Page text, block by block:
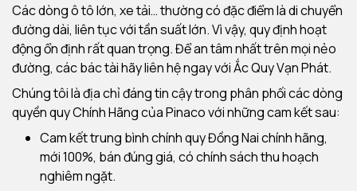
Các dòng ô tô lớn, xe tải… thường có đặc điểm là di chuyển
đường dài, liên tục với tần suất lớn.Vì vậy, quy định hoạt
động ổn định rất quan trọng.Để an tâm nhất trên mọi nẻo
đường, các bác tài hãy liên hệ ngay với Ắc Quy Vạn Phát.
Chúng tôi là địa chỉ đáng tin cậy trong phân phối các dòng
quyền quy Chính Hãng của Pinaco với những cam kết sau:
Cam kết trung bình chính quy Đồng Nai chính hãng,
mới 100%, bán đúng giá, có chính sách thu hoạch
nghiêm ngặt.